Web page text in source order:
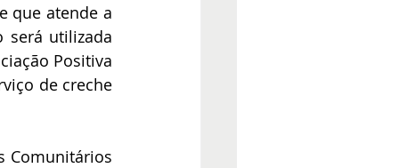
que atende a
será utilizada
Positiva
de creche
Comunitários